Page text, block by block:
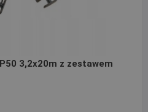
3,2x20m z zestawem